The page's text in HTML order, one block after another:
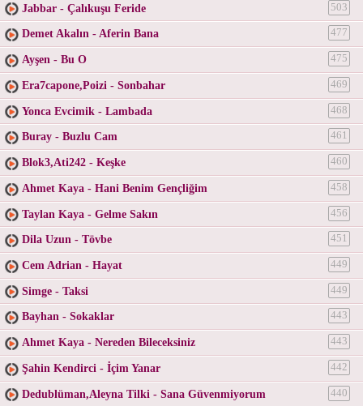
Jabbar - Çalıkuşu Feride 503
Demet Akalın - Aferin Bana 477
Ayşen - Bu O 475
Era7capone,Poizi - Sonbahar 469
Yonca Evcimik - Lambada 468
Buray - Buzlu Cam 461
Blok3,Ati242 - Keşke 460
Ahmet Kaya - Hani Benim Gençliğim 458
Taylan Kaya - Gelme Sakın 456
Dila Uzun - Tövbe 451
Cem Adrian - Hayat 449
Simge - Taksi 449
Bayhan - Sokaklar 443
Ahmet Kaya - Nereden Bileceksiniz 443
Şahin Kendirci - İçim Yanar 442
Dedublüman,Aleyna Tilki - Sana Güvenmiyorum 440